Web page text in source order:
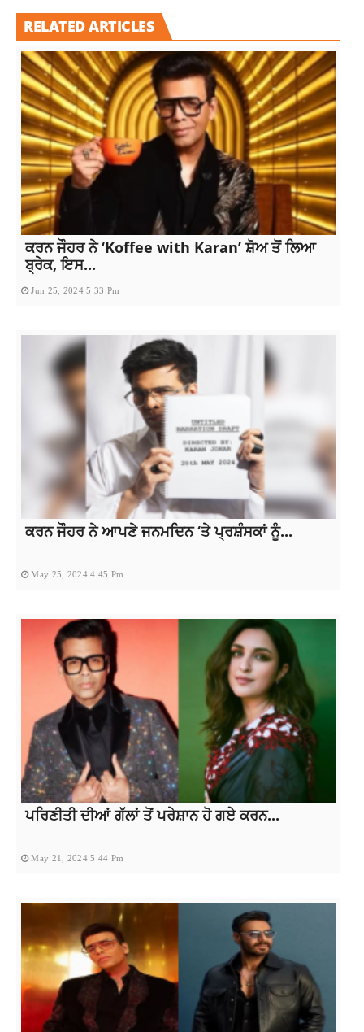
RELATED ARTICLES
ਕਰਨ ਜੌਹਰ ਨੇ ‘Koffee with Karan’ ਸ਼ੋਅ ਤੋਂ ਲਿਆ
ਬ੍ਰੇਕ, ਇਸ...
Jun 25, 2024 5:33 Pm
ਕਰਨ ਜੌਹਰ ਨੇ ਆਪਣੇ ਜਨਮਦਿਨ ‘ਤੇ ਪ੍ਰਸ਼ੰਸਕਾਂ ਨੂੰ...
May 25, 2024 4:45 Pm
ਪਰਿਣੀਤੀ ਦੀਆਂ ਗੱਲਾਂ ਤੋਂ ਪਰੇਸ਼ਾਨ ਹੋ ਗਏ ਕਰਨ...
May 21, 2024 5:44 Pm